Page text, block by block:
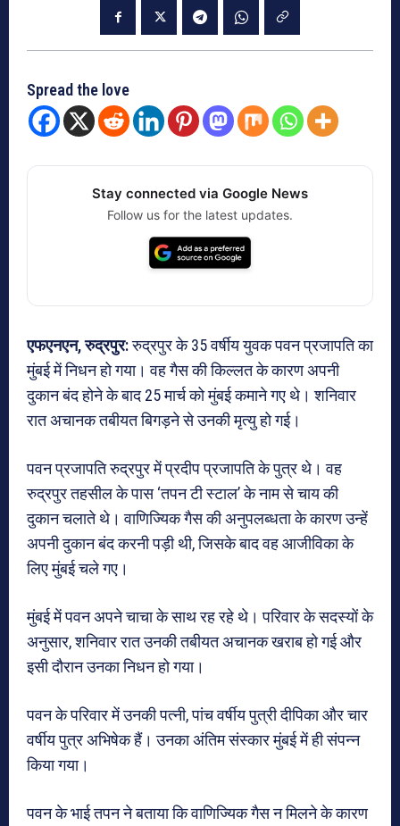
Spread the love
Stay connected via Google News
Follow us for the latest updates.
एफएनएन, रुद्रपुर:रुद्रपुर के 35 वर्षीय युवक पवन प्रजापति का
मुंबई में निधन हो गया। वह गैस की किल्लत के कारण अपनी
दुकान बंद होने के बाद 25 मार्च को मुंबई कमाने गए थे। शनिवार
रात अचानक तबीयत बिगड़ने से उनकी मृत्यु हो गई।
पवन प्रजापति रुद्रपुर में प्रदीप प्रजापति के पुत्र थे। वह
रुद्रपुर तहसील के पास ‘तपन टी स्टाल’ के नाम से चाय की
दुकान चलाते थे। वाणिज्यिक गैस की अनुपलब्धता के कारण उन्हें
अपनी दुकान बंद करनी पड़ी थी, जिसके बाद वह आजीविका के
लिए मुंबई चले गए।
मुंबई में पवन अपने चाचा के साथ रह रहे थे। परिवार के सदस्यों के
अनुसार, शनिवार रात उनकी तबीयत अचानक खराब हो गई और
इसी दौरान उनका निधन हो गया।
पवन के परिवार में उनकी पत्नी, पांच वर्षीय पुत्री दीपिका और चार
वर्षीय पुत्र अभिषेक हैं। उनका अंतिम संस्कार मुंबई में ही संपन्न
किया गया।
पवन के भाई तपन ने बताया कि वाणिज्यिक गैस न मिलने के कारण